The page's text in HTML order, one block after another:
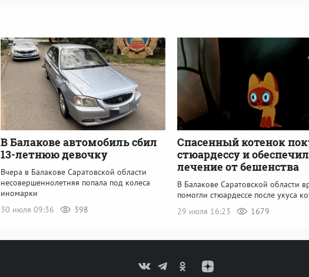
В Балакове автомобиль сбил
13-летнюю девочку
Вчера в Балакове Саратовской области
несовершеннолетняя попала под колеса
иномарки
30 июля 09:36
398
Спасенный котенок
стюардессу и
лечение от бешенства
В Балакове Саратовской области
помогли стюардессе после укуса
29 июля 16:23
1679